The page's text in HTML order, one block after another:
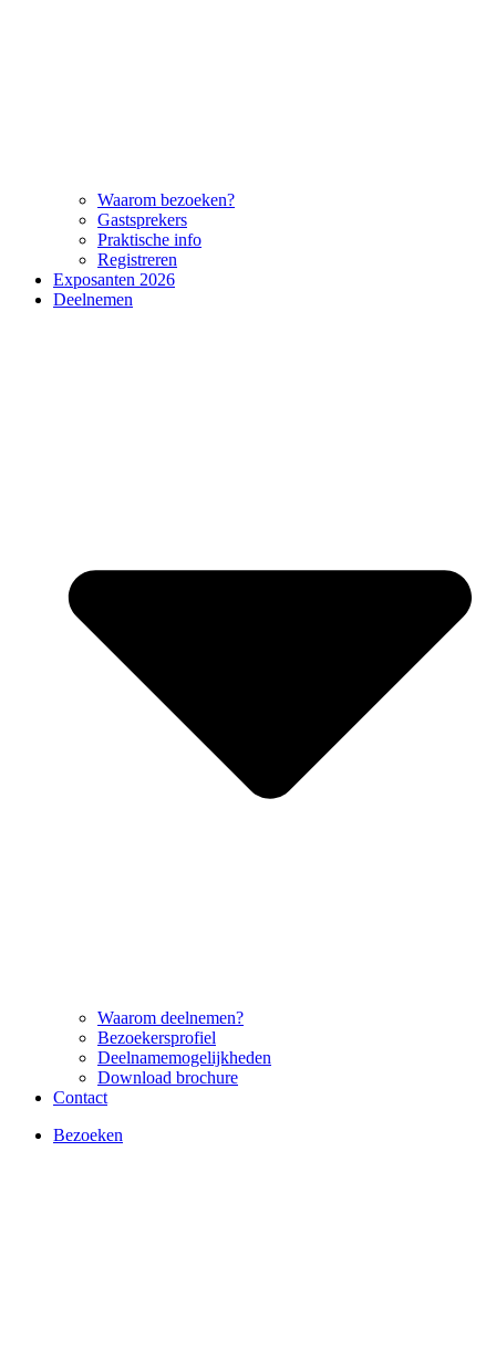
Waarom bezoeken?
Gastsprekers
Praktische info
Registreren
Exposanten 2026
Deelnemen
Waarom deelnemen?
Bezoekersprofiel
Deelnamemogelijkheden
Download brochure
Contact
Bezoeken